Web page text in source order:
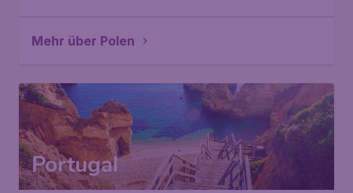
Mehr über Polen
Portugal